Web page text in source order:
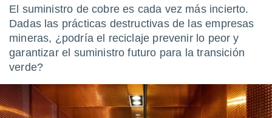
a este
las
y
forma
digital
basada
El suministro de cobre es cada vez más incierto.
Dadas las prácticas destructivas de las empresas
mineras, ¿podría el reciclaje prevenir lo peor y
garantizar el suministro futuro para la transición
verde?